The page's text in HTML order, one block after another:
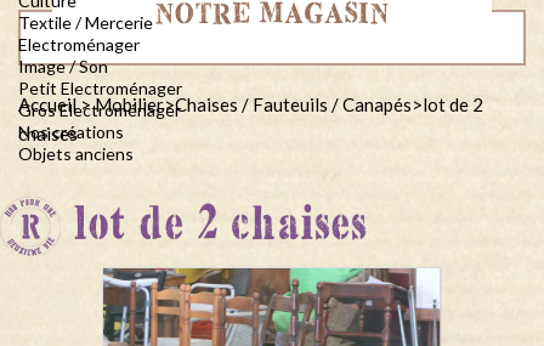
Textile / Mercerie
Electroménager
Image / Son
Petit Electroménager
Gros Electroménager
Nos créations
Objets anciens
NOTRE MAGASIN
Accueil>Mobilier>Chaises / Fauteuils / Canapés>lot de 2
chaises
lot de 2 chaises